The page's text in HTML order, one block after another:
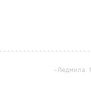
Людмила